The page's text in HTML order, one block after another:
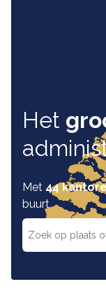
Het
Met 44
buurt